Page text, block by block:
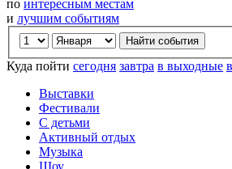
по интересным местам
и лучшим событиям
Куда пойти сегодня завтра в выходные
Выставки
Фестивали
С детьми
Активный отдых
Музыка
Шоу